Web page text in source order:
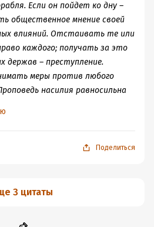
обществу, занятому
национальной идеи
Если он пойдет ко дну –
общественное мнение своей
влияний. Отстаивать те или
каждого; получать за это
держав – преступление.
меры против любого
насилия равносильна
Поделиться
3 цитаты